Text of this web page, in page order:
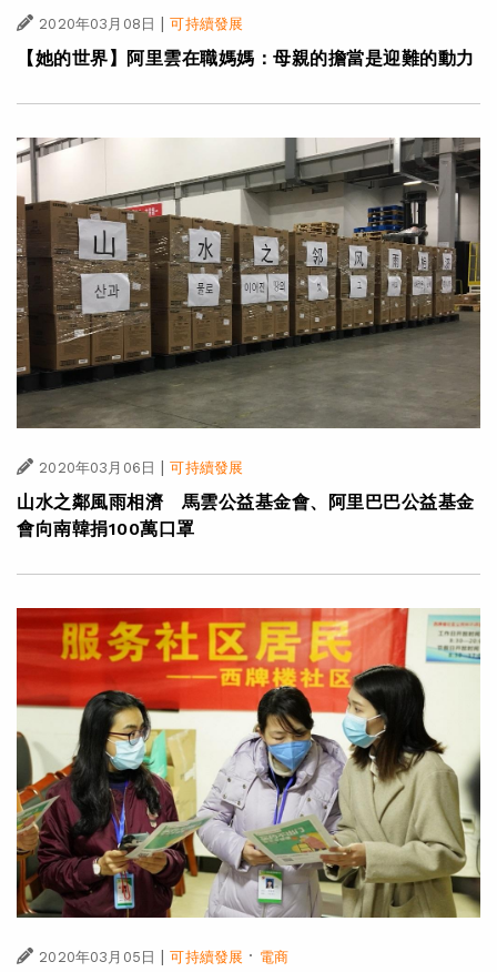
2020年03月08日 | 可持續發展
【她的世界】阿里雲在職媽媽：母親的擔當是迎難的動力
2020年03月06日 | 可持續發展
山水之鄰風雨相濟 馬雲公益基金會、阿里巴巴公益基金
會向南韓捐100萬口罩
2020年03月05日 | 可持續發展 · 電商